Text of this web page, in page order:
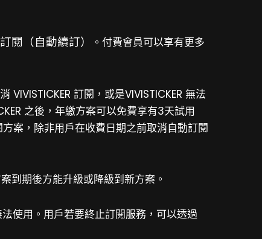
閱（自動續訂）
。付費會員可以享有更多
訂閱，或是VIVISTICKER 無法
之後，年繳方案可以免費享有3天試用
案，除非用戶在收費日期之前取消自動訂閱
到期後方能升級或降級到新方案。
使用。 用戶若要終止訂閱服務，可以透過